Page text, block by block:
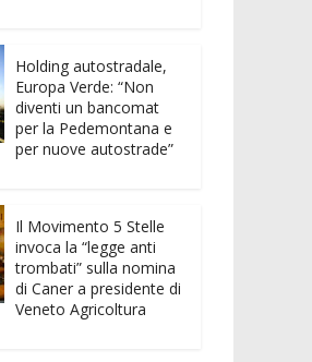
Holding autostradale,
Europa Verde: “Non
diventi un bancomat
per la Pedemontana e
per nuove autostrade”
Il Movimento 5 Stelle
invoca la “legge anti
trombati” sulla nomina
di Caner a presidente di
Veneto Agricoltura